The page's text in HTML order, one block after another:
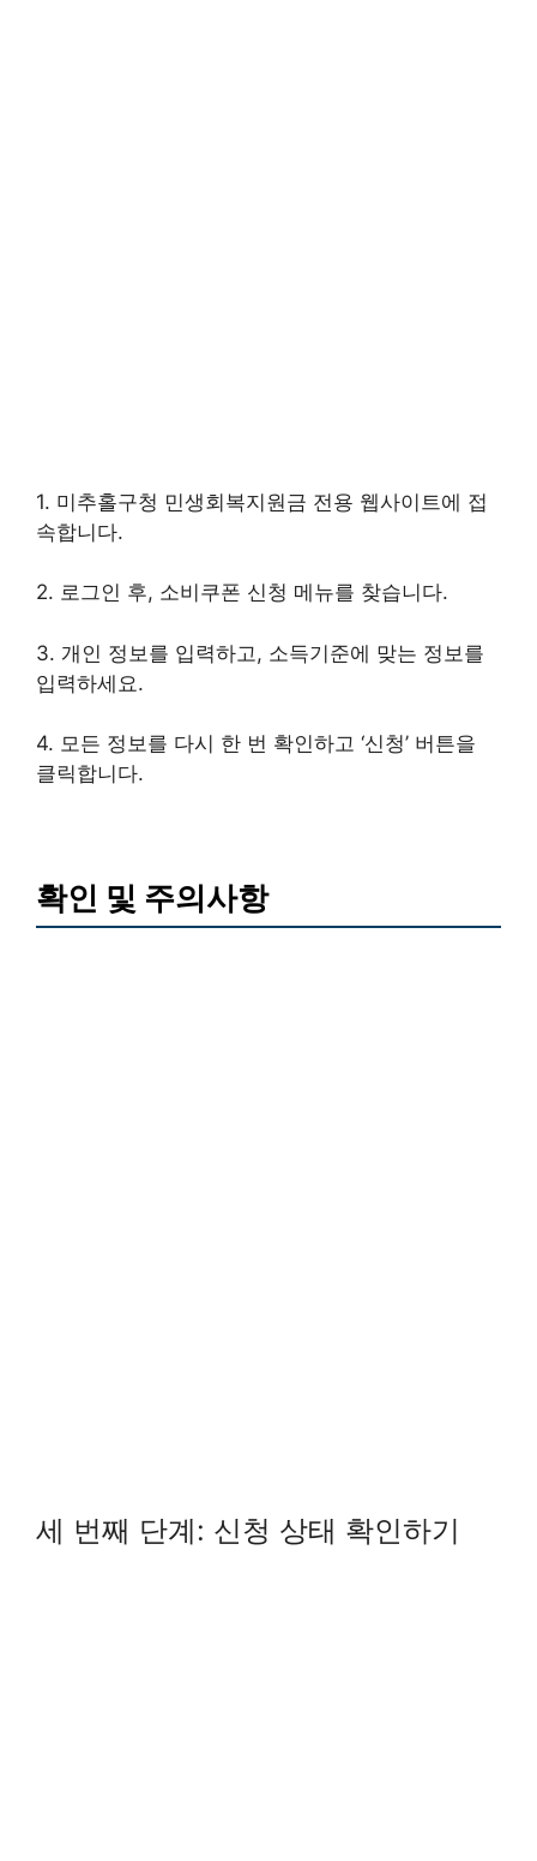
1. 미추홀구청 민생회복지원금 전용 웹사이트에 접
속합니다.
2. 로그인 후, 소비쿠폰 신청 메뉴를 찾습니다.
3. 개인 정보를 입력하고, 소득기준에 맞는 정보를
입력하세요.
4. 모든 정보를 다시 한 번 확인하고 ‘신청’ 버튼을
클릭합니다.
확인 및 주의사항
세 번째 단계: 신청 상태 확인하기